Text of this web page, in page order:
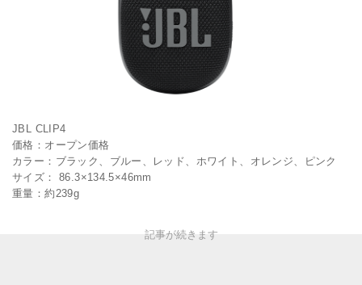
JBL CLIP4
価格：オープン価格
カラー：ブラック、ブルー、レッド、ホワイト、オレンジ、ピンク
サイズ： 86.3×134.5×46mm
重量：約239g